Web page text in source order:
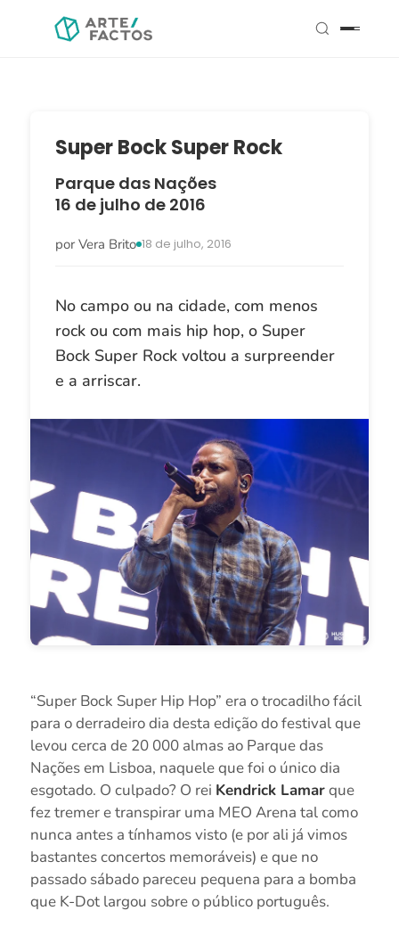
Super Bock Super Rock
Parque das Nações
16 de julho de 2016
por Vera Brito 18 de julho, 2016
No campo ou na cidade, com menos
rock ou com mais hip hop, o Super
Bock Super Rock voltou a surpreender
e a arriscar.
“Super Bock Super Hip Hop” era o trocadilho fácil
para o derradeiro dia desta edição do festival que
levou cerca de 20 000 almas ao Parque das
Nações em Lisboa, naquele que foi o único dia
esgotado. O culpado? O rei Kendrick Lamarque
fez tremer e transpirar uma MEO Arena tal como
nunca antes a tínhamos visto (e por ali já vimos
bastantes concertos memoráveis) e que no
passado sábado pareceu pequena para a bomba
que K-Dot largou sobre o público português.